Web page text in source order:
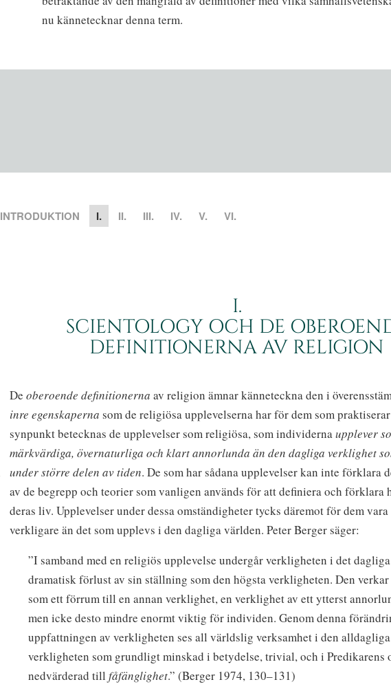
nu kännetecknar denna term.
INTRODUKTION I. II. III. IV. V. VI.
I.
SCIENTOLOGY OCH DE
DEFINITIONERNA AV RELIGION
De oberoende definitionerna av religion ämnar känneteckna den i
inre egenskaperna som de religiösa upplevelserna har för dem som
synpunkt betecknas de upplevelser som religiösa, som individerna upplever
märkvärdiga, övernaturliga och klart annorlunda än den dagliga verklighet
under större delen av tiden. De som har sådana upplevelser kan inte förklara
av de begrepp och teorier som vanligen används för att definiera och förklara
deras liv. Upplevelser under dessa omständigheter tycks däremot för dem
verkligare än det som upplevs i den dagliga världen. Peter Berger säger:
”I samband med en religiös upplevelse undergår verkligheten i det
dramatisk förlust av sin ställning som den högsta verkligheten. Den
som ett förrum till en annan verklighet, en verklighet av ett ytterst
men icke desto mindre enormt viktig för individen. Genom denna
uppfattningen av verkligheten ses all världslig verksamhet i den alldagliga
verkligheten som grundligt minskad i betydelse, trivial, och i Predikarens
nedvärderad till fåfänglighet.” (Berger 1974, 130–1 31)